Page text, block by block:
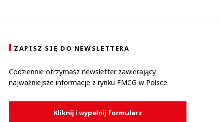
ZAPISZ SIĘ DO NEWSLETTERA
Codziennie otrzymasz newsletter zawierający
najważniejsze informacje z rynku FMCG w Polsce.
Kliknij i wypełnij formularz